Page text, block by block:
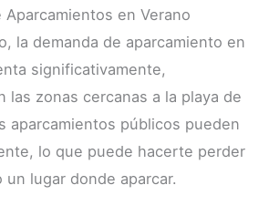
en Verano
la demanda de aparcamiento en
significativamente,
las zonas cercanas a la playa de
aparcamientos públicos pueden
lo que puede hacerte perder
lugar donde aparcar.